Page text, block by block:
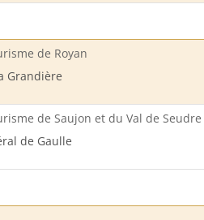
de Royan
Grandière
de Saujon et du Val de Seudre
de Gaulle